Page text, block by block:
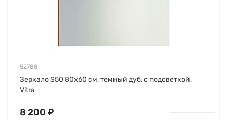
52788
Зеркало S50 80х60 см, темный дуб, с подсветкой,
Vitra
8 200 ₽